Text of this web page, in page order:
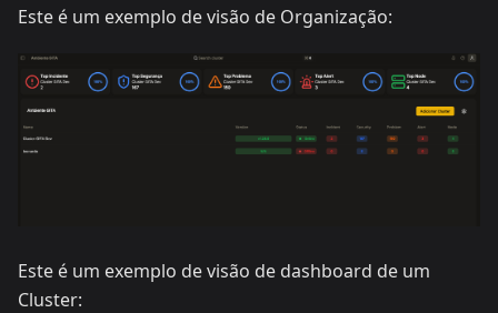
Este é um exemplo de visão de Organização:
Este é um exemplo de visão de dashboard de um
Cluster: